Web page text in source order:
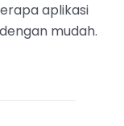
aplikasi
mudah.